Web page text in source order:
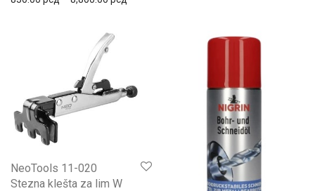
NeoTools 11-020
Stezna klešta za lim W